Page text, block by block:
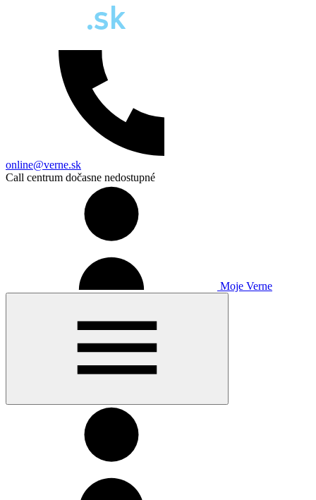
online@verne.sk
Call centrum dočasne nedostupné
Moje Verne